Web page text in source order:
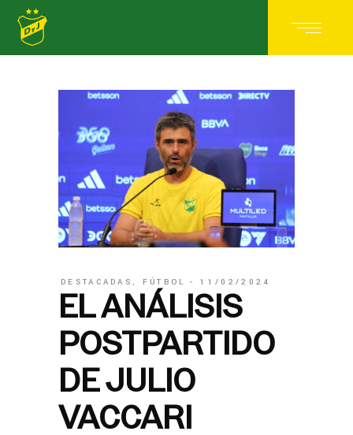
DESTACADAS, FÚTBOL 11/02/2024
EL ANÁLISIS
POSTPARTIDO
DE JULIO
VACCARI